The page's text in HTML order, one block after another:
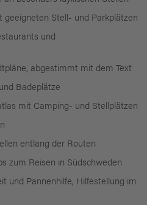
Stell- und Parkplätzen
und
abgestimmt mit dem Text
Badeplätze
mit Camping- und Stellplätzen
entlang der Routen
zum Reisen in Südschweden
und Pannenhilfe, Hilfestellung im